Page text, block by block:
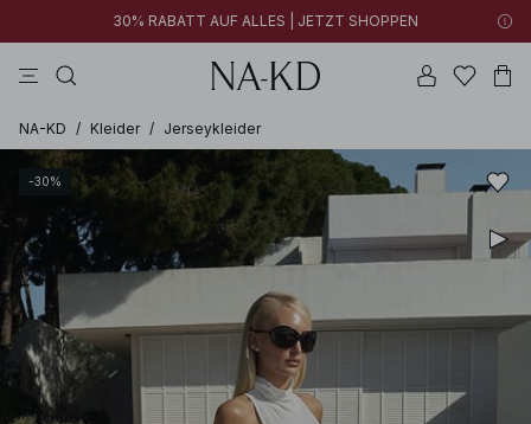
30% RABATT AUF ALLES | JETZT SHOPPEN
NA-KD / Kleider / Jerseykleider
-30%